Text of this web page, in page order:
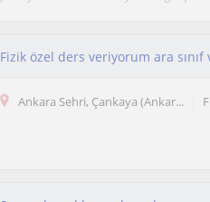
Fizik özel ders veriyorum ara sınıf
Ankara Sehri, Çankaya (Ankar...